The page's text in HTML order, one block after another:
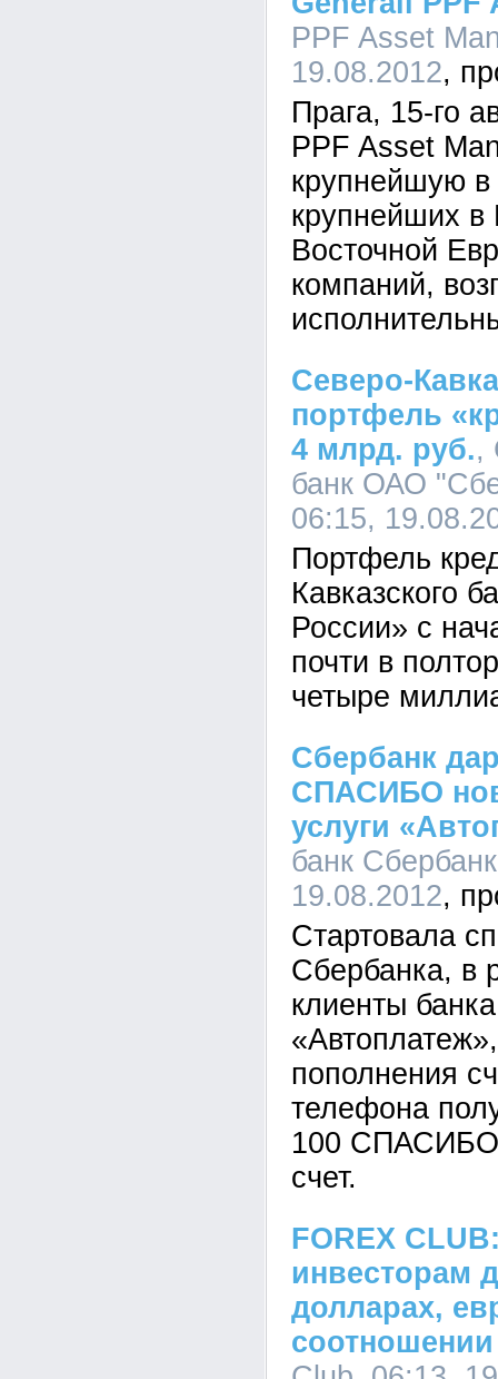
PPF Asset
19.08.2012
Прага, 15-го
PPF Asset
крупнейшую в
крупнейших в
Восточной
компаний,
Северо-
портфель
4 млрд. руб.,
банк ОАО
06:15,
Портфель
Кавказского
России» с
почти в
четыре
Сбербанк
СПАСИБО
услуги
банк
19.08.2012
Стартовала
Сбербанка, в
клиенты
пополнения
телефона
100 СПАСИБО
счет.
FOREX
инвесторам
долларах,
соотношении